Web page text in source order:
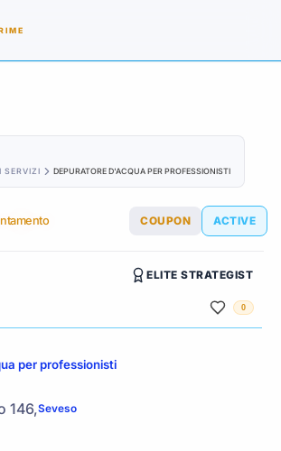
SERVIZI DEPURATORE D'ACQUA PER PROFESSIONISTI
COUPON ACTIVE
146,Seveso
per professionisti
ELITE STRATEGIST
0